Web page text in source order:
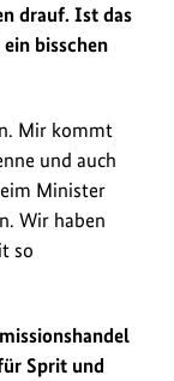
drauf. Ist das
bisschen
Mir kommt
und auch
Minister
Wir haben
so
Sprit und